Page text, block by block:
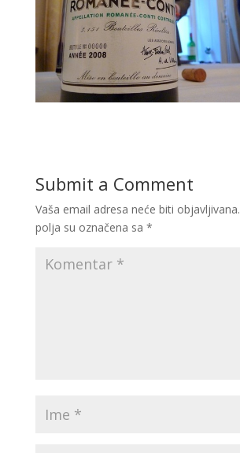
Submit a Comment
Vaša email adresa neće biti objavljivana.
polja su označena sa *